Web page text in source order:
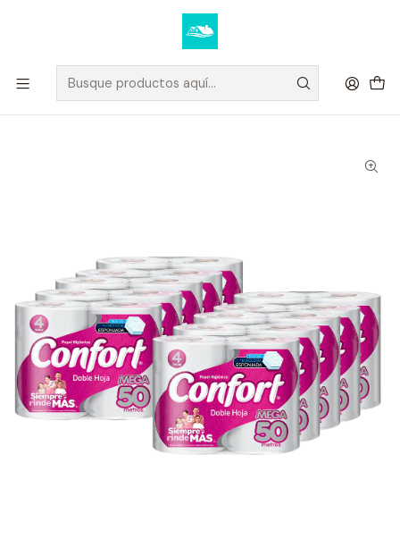
Elige tus productos y recibe tu compra a domicilio u oficina.
Ver condiciones de despacho
PAPELES Papel Higiénico Confort 50 Metros